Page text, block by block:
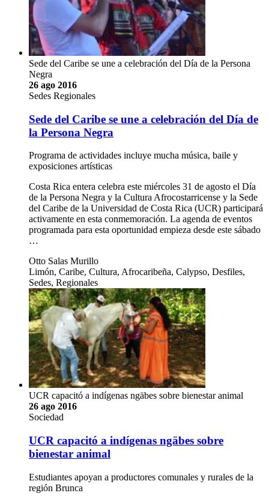
Sede del Caribe se une a celebración del Día de la Persona
Negra
26 ago 2016
Sedes Regionales
Sede del Caribe se une a celebración del Día de
la Persona Negra
Programa de actividades incluye mucha música, baile y
exposiciones artísticas
Costa Rica entera celebra este miércoles 31 de agosto el Día
de la Persona Negra y la Cultura Afrocostarricense y la Sede
del Caribe de la Universidad de Costa Rica (UCR) participará
activamente en esta conmemoración. La agenda de eventos
programada para esta oportunidad empieza desde este sábado
…
Otto Salas Murillo
Limón, Caribe, Cultura, Afrocaribeña, Calypso, Desfiles,
Sedes, Regionales
UCR capacitó a indígenas ngäbes sobre bienestar animal
26 ago 2016
Sociedad
UCR capacitó a indígenas ngäbes sobre
bienestar animal
Estudiantes apoyan a productores comunales y rurales de la
región Brunca